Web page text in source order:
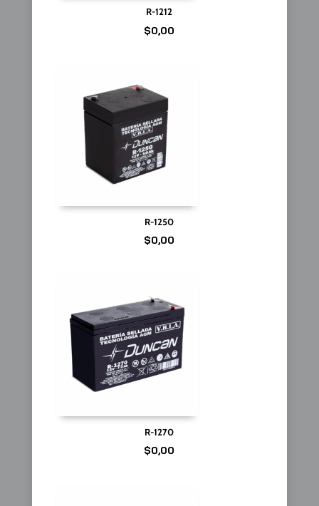
R-1212
$0,00
R-1250
$0,00
R-1270
$0,00